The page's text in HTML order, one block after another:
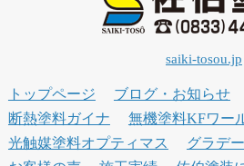
saiki-tosou.jp
トップページ ブログ・お知らせ
断熱塗料ガイナ
無機塗料KFワー
光触媒塗料オプティマス
グラデ